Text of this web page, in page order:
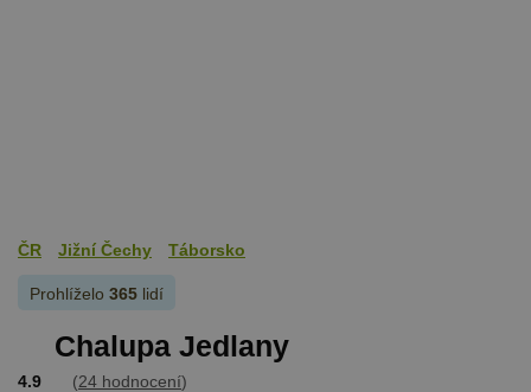
ČR Jižní Čechy Táborsko
Prohlíželo 365 lidí
Chalupa Jedlany
4.9 (24 hodnocení)